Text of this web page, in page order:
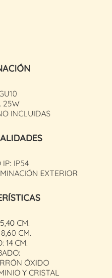
25W
INCLUIDAS
IP: IP54
EXTERIOR
CM.
CM.
14 CM.
ÓXIDO
Y CRISTAL